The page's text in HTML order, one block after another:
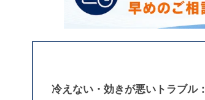
冷えない・効きが悪いトラブル：